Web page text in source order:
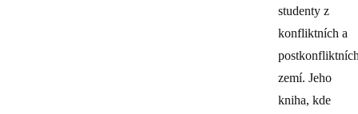
studenty z
konfliktních a
zemí. Jeho
kniha, kde